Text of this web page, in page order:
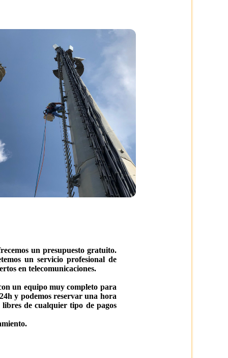
un presupuesto gratuito.
un servicio profesional de
en telecomunicaciones.
un equipo muy completo para
y podemos reservar una hora
libres de cualquier tipo de pagos